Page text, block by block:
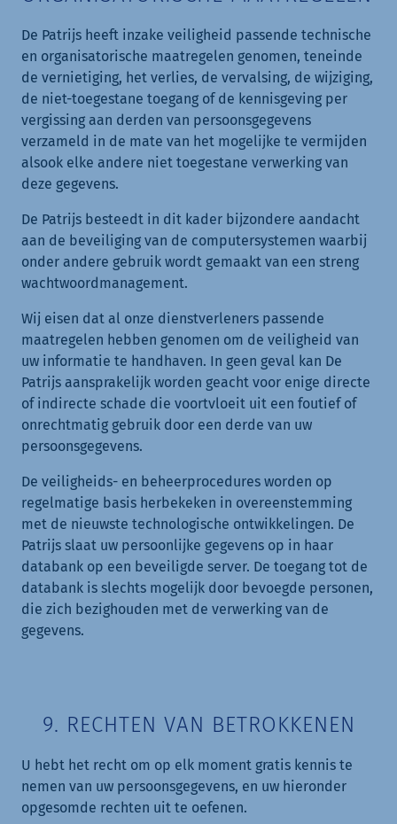
De Patrijs heeft inzake veiligheid passende technische
en organisatorische maatregelen genomen, teneinde
de vernietiging, het verlies, de vervalsing, de wijziging,
de niet-toegestane toegang of de kennisgeving per
vergissing aan derden van persoonsgegevens
verzameld in de mate van het mogelijke te vermijden
alsook elke andere niet toegestane verwerking van
deze gegevens.
De Patrijs besteedt in dit kader bijzondere aandacht
aan de beveiliging van de computersystemen waarbij
onder andere gebruik wordt gemaakt van een streng
wachtwoordmanagement.
Wij eisen dat al onze dienstverleners passende
maatregelen hebben genomen om de veiligheid van
uw informatie te handhaven. In geen geval kan De
Patrijs aansprakelijk worden geacht voor enige directe
of indirecte schade die voortvloeit uit een foutief of
onrechtmatig gebruik door een derde van uw
persoonsgegevens.
De veiligheids- en beheerprocedures worden op
regelmatige basis herbekeken in overeenstemming
met de nieuwste technologische ontwikkelingen. De
Patrijs slaat uw persoonlijke gegevens op in haar
databank op een beveiligde server. De toegang tot de
databank is slechts mogelijk door bevoegde personen,
die zich bezighouden met de verwerking van de
gegevens.
9. RECHTEN VAN BETROKKENEN
U hebt het recht om op elk moment gratis kennis te
nemen van uw persoonsgegevens, en uw hieronder
opgesomde rechten uit te oefenen.